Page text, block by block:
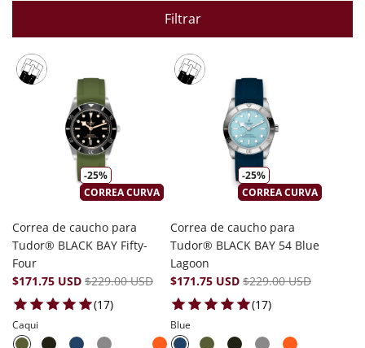
Filtrar
-25%
CORREA CURVA
Correa de caucho para
Tudor® BLACK BAY Fifty-
Four
$171.75 USD $229.00 USD
(17)17 total reviews
Caqui
-25%
CORREA CURVA
Correa de caucho para
Tudor® BLACK BAY 54 Blue
Lagoon
$171.75 USD $229.00 USD
(17)17 total reviews
Blue